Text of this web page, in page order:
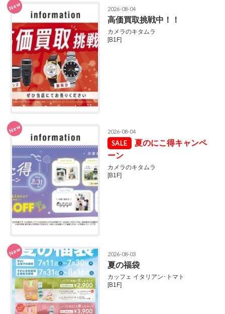
New 2026-08-04
高価買取挑戦中！！
カメラのキタムラ
[B1F]
New 2026-08-04
夏のにこ得キャンペ
ーン
カメラのキタムラ
[B1F]
New 2026-08-03
夏の福袋
カッフェ イタリアン･トマト
[B1F]